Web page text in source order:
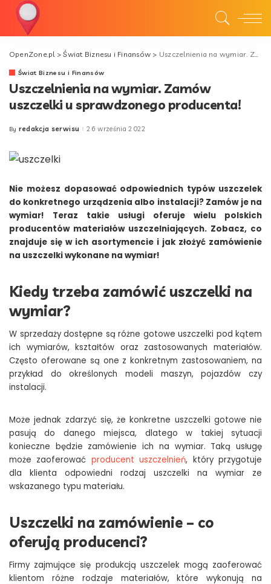
OpenZone.pl>Świat Biznesu i Finansów > Uszczelnienia na wymiar. Zamów uszczelki u sprawdzonego producenta!
Świat Biznesu i Finansów
Uszczelnienia na wymiar. Zamów
uszczelki u sprawdzonego producenta!
Posted
By redakcja serwisu 26 września 2022
Nie możesz dopasować odpowiednich typów uszczelek
do konkretnego urządzenia albo instalacji? Zamów je na
wymiar! Teraz takie usługi oferuje wielu polskich
producentów materiałów uszczelniających. Zobacz, co
znajduje się w ich asortymencie i jak złożyć zamówienie
na uszczelki wykonane na wymiar!
Kiedy trzeba zamówić uszczelki na
wymiar?
W sprzedaży dostępne są różne gotowe uszczelki pod kątem
ich wymiarów, kształtów oraz zastosowanych materiałów.
Często oferowane są one z konkretnym zastosowaniem, na
przykład do określonych modeli maszyn, pojazdów czy
instalacji.
Może jednak zdarzyć się, że konkretne uszczelki gotowe nie
pasują do danego miejsca, dlatego w takiej sytuacji
konieczne będzie zamówienie ich na wymiar. Taką usługę
może zaoferować producent uszczelnień, który przygotuje
dla klienta odpowiedni rodzaj uszczelki na wymiar ze
wskazanego typu materiału.
Uszczelki na zamówienie – co
oferują producenci?
Firmy zajmujące się produkcją uszczelek mogą zaoferować
klientom różne rodzaje materiałów, które wykonują na